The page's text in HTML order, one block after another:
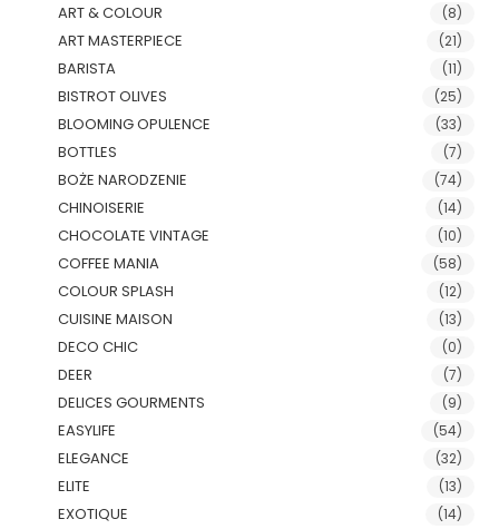
ART & COLOUR (8)
ART MASTERPIECE (21)
BARISTA (11)
BISTROT OLIVES (25)
BLOOMING OPULENCE (33)
BOTTLES (7)
BOŻE NARODZENIE (74)
CHINOISERIE (14)
CHOCOLATE VINTAGE (10)
COFFEE MANIA (58)
COLOUR SPLASH (12)
CUISINE MAISON (13)
DECO CHIC (0)
DEER (7)
DELICES GOURMENTS (9)
EASYLIFE (54)
ELEGANCE (32)
ELITE (13)
EXOTIQUE (14)